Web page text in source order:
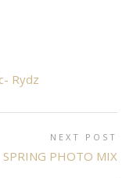
Rydz
NEXT POST
SPRING PHOTO MIX